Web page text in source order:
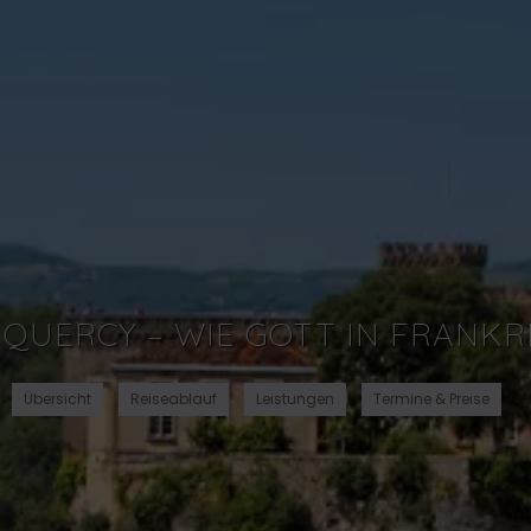
– WIE GOTT IN
Übersicht Reiseablauf Leistungen Termine & Preise